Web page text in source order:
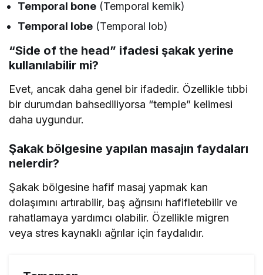
Temporal bone (Temporal kemik)
Temporal lobe (Temporal lob)
“Side of the head” ifadesi şakak yerine
kullanılabilir mi?
Evet, ancak daha genel bir ifadedir. Özellikle tıbbi
bir durumdan bahsediliyorsa “temple” kelimesi
daha uygundur.
Şakak bölgesine yapılan masajın faydaları
nelerdir?
Şakak bölgesine hafif masaj yapmak kan
dolaşımını artırabilir, baş ağrısını hafifletebilir ve
rahatlamaya yardımcı olabilir. Özellikle migren
veya stres kaynaklı ağrılar için faydalıdır.